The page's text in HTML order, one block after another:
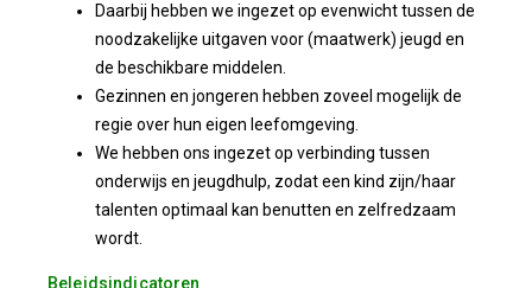
Daarbij hebben we ingezet op evenwicht tussen de
noodzakelijke uitgaven voor (maatwerk) jeugd en
de beschikbare middelen.
Gezinnen en jongeren hebben zoveel mogelijk de
regie over hun eigen leefomgeving.
We hebben ons ingezet op verbinding tussen
onderwijs en jeugdhulp, zodat een kind zijn/haar
talenten optimaal kan benutten en zelfredzaam
wordt.
Beleidsindicatoren